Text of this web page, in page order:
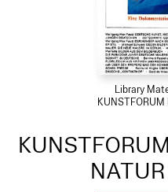
Library